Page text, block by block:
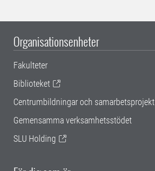
Organisationsenheter
Fakulteter
Biblioteket
Centrumbildningar och samarbetsprojekt
Gemensamma verksamhetsstödet
SLU Holding